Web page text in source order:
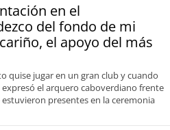
en el
del fondo de mi
el apoyo del más
quise jugar en un gran club y cuando
el arquero caboverdiano frente
presentes en la ceremonia